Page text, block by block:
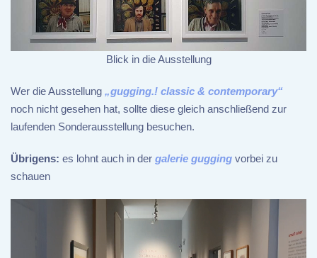
Blick in die Ausstellung
Wer die Ausstellung „gugging.! classic & contemporary“
noch nicht gesehen hat, sollte diese gleich anschließend zur
laufenden Sonderausstellung besuchen.
Übrigens: es lohnt auch in der galerie gugging vorbei zu
schauen